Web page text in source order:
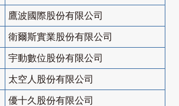
鷹波國際股份有限公司
衛爾斯實業股份有限公司
宇動數位股份有限公司
太空人股份有限公司
優十久股份有限公司